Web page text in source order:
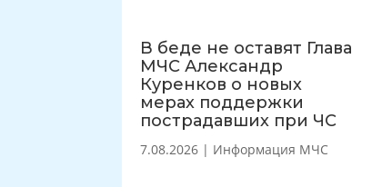
В беде не оставят Глава
МЧС Александр
Куренков о новых
мерах поддержки
пострадавших при ЧС
7.08.2026 | Информация МЧС